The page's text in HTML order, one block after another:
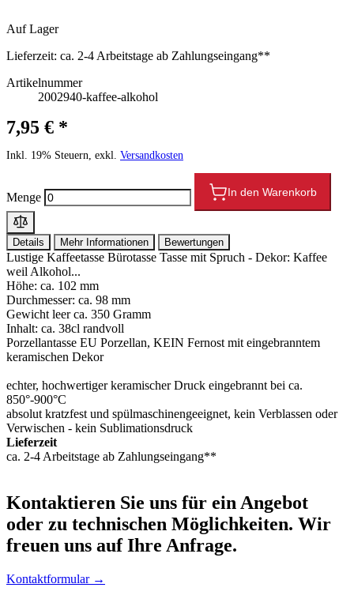
Auf Lager
Lieferzeit: ca. 2-4 Arbeitstage ab Zahlungseingang**
Artikelnummer
2002940-kaffee-alkohol
7,95 € *
Inkl. 19% Steuern, exkl. Versandkosten
Menge In den Warenkorb
Details Mehr Informationen Bewertungen
Lustige Kaffeetasse Bürotasse Tasse mit Spruch - Dekor: Kaffee
weil Alkohol...
Höhe: ca. 102 mm
Durchmesser: ca. 98 mm
Gewicht leer ca. 350 Gramm
Inhalt: ca. 38cl randvoll
Porzellantasse EU Porzellan, KEIN Fernost mit eingebranntem
keramischen Dekor
echter, hochwertiger keramischer Druck eingebrannt bei ca.
850°-900°C
absolut kratzfest und spülmaschinengeeignet, kein Verblassen oder
Verwischen - kein Sublimationsdruck
Lieferzeit
ca. 2-4 Arbeitstage ab Zahlungseingang**
Kontaktieren Sie uns für ein Angebot
oder zu technischen Möglichkeiten. Wir
freuen uns auf Ihre Anfrage.
Kontaktformular →